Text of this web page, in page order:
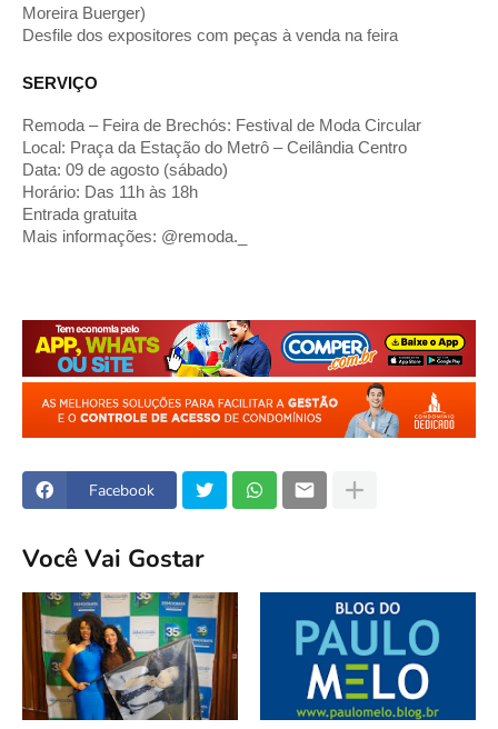
Moreira Buerger)
Desfile dos expositores com peças à venda na feira
SERVIÇO
Remoda – Feira de Brechós: Festival de Moda Circular
Local: Praça da Estação do Metrô – Ceilândia Centro
Data: 09 de agosto (sábado)
Horário: Das 11h às 18h
Entrada gratuita
Mais informações: @remoda._
Facebook
Você Vai Gostar